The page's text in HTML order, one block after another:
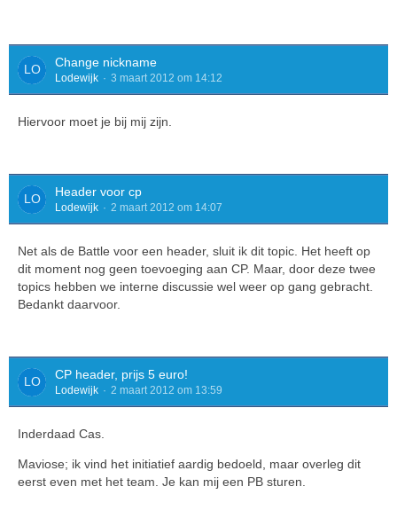
Change nickname
Lodewijk 3 maart 2012 om 14:12
Hiervoor moet je bij mij zijn.
Header voor cp
Lodewijk 2 maart 2012 om 14:07
Net als de Battle voor een header, sluit ik dit topic. Het heeft op
dit moment nog geen toevoeging aan CP. Maar, door deze twee
topics hebben we interne discussie wel weer op gang gebracht.
Bedankt daarvoor.
CP header, prijs 5 euro!
Lodewijk 2 maart 2012 om 13:59
Inderdaad Cas.
Maviose; ik vind het initiatief aardig bedoeld, maar overleg dit
eerst even met het team. Je kan mij een PB sturen.